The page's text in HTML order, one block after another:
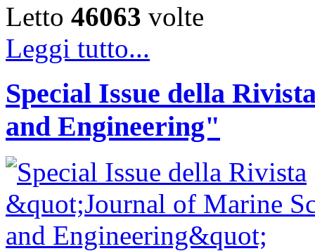
Letto 46063 volte
Leggi tutto...
Special Issue della
and Engineering"